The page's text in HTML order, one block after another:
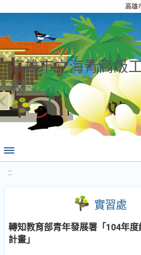
高雄
高雄市立海青高級
校
:::
實習處
轉知教育部青年發展署「104年
計畫」